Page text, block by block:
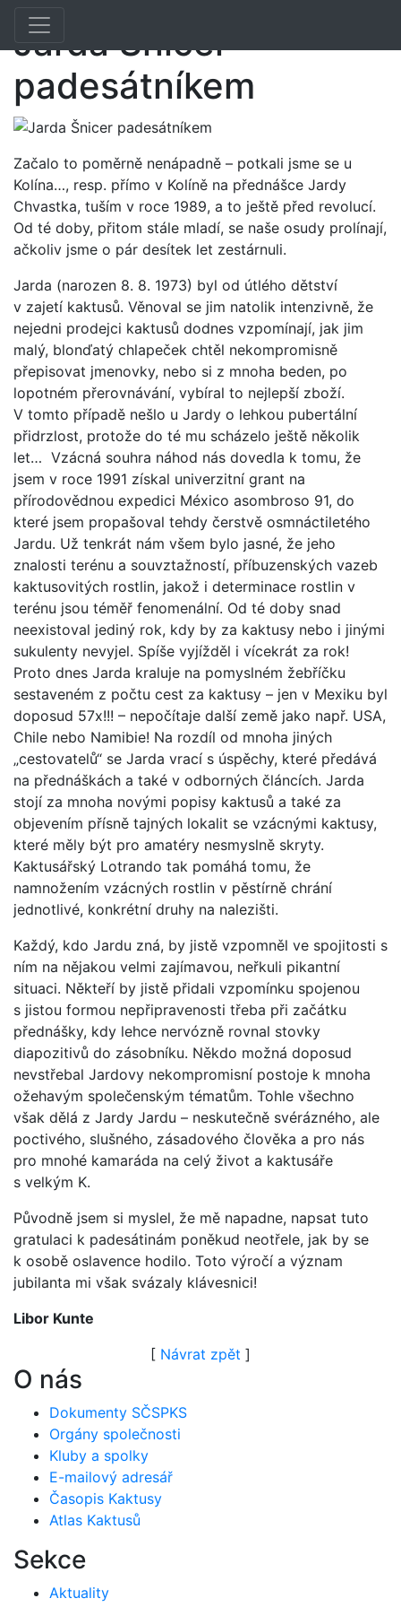
Toggle navigation
Previous
Jarda Šnicer
padesátníkem
Začalo to poměrně nenápadně – potkali jsme se u
Kolína…, resp. přímo v Kolíně na přednášce Jardy
Chvastka, tuším v roce 1989, a to ještě před revolucí.
Od té doby, přitom stále mladí, se naše osudy prolínají,
ačkoliv jsme o pár desítek let zestárnuli.
Jarda (narozen 8. 8. 1973) byl od útlého dětství
v zajetí kaktusů. Věnoval se jim natolik intenzivně, že
nejedni prodejci kaktusů dodnes vzpomínají, jak jim
malý, blonďatý chlapeček chtěl nekompromisně
přepisovat jmenovky, nebo si z mnoha beden, po
lopotném přerovnávání, vybíral to nejlepší zboží.
V tomto případě nešlo u Jardy o lehkou pubertální
přidrzlost, protože do té mu scházelo ještě několik
let… Vzácná souhra náhod nás dovedla k tomu, že
jsem v roce 1991 získal univerzitní grant na
přírodovědnou expedici México asombroso 91, do
které jsem propašoval tehdy čerstvě osmnáctiletého
Jardu. Už tenkrát nám všem bylo jasné, že jeho
znalosti terénu a souvztažností, příbuzenských vazeb
kaktusovitých rostlin, jakož i determinace rostlin v
terénu jsou téměř fenomenální. Od té doby snad
neexistoval jediný rok, kdy by za kaktusy nebo i jinými
sukulenty nevyjel. Spíše vyjížděl i vícekrát za rok!
Proto dnes Jarda kraluje na pomyslném žebříčku
sestaveném z počtu cest za kaktusy – jen v Mexiku byl
doposud 57x!!! – nepočítaje další země jako např. USA,
Chile nebo Namibie! Na rozdíl od mnoha jiných
„cestovatelů“ se Jarda vrací s úspěchy, které předává
na přednáškách a také v odborných článcích. Jarda
stojí za mnoha novými popisy kaktusů a také za
objevením přísně tajných lokalit se vzácnými kaktusy,
které měly být pro amatéry nesmyslně skryty.
Kaktusářský Lotrando tak pomáhá tomu, že
namnožením vzácných rostlin v pěstírně chrání
jednotlivé, konkrétní druhy na nalezišti.
Každý, kdo Jardu zná, by jistě vzpomněl ve spojitosti s
ním na nějakou velmi zajímavou, neřkuli pikantní
situaci. Někteří by jistě přidali vzpomínku spojenou
s jistou formou nepřipravenosti třeba při začátku
přednášky, kdy lehce nervózně rovnal stovky
diapozitivů do zásobníku. Někdo možná doposud
nevstřebal Jardovy nekompromisní postoje k mnoha
ožehavým společenským tématům. Tohle všechno
však dělá z Jardy Jardu – neskutečně svérázného, ale
poctivého, slušného, zásadového člověka a pro nás
pro mnohé kamaráda na celý život a kaktusáře
s velkým K.
Původně jsem si myslel, že mě napadne, napsat tuto
gratulaci k padesátinám poněkud neotřele, jak by se
k osobě oslavence hodilo. Toto výročí a význam
jubilanta mi však svázaly klávesnici!
Libor Kunte
[ Návrat zpět ]
O nás
Dokumenty SČSPKS
Orgány společnosti
Kluby a spolky
E-mailový adresář
Časopis Kaktusy
Atlas Kaktusů
Sekce
Aktuality